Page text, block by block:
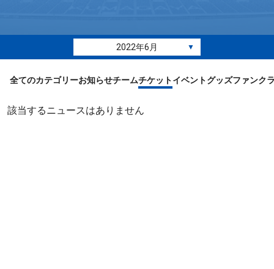
2022年6月 ▼
全てのカテゴリーお知らせチームチケットイベントグッズファンク
該当するニュースはありません